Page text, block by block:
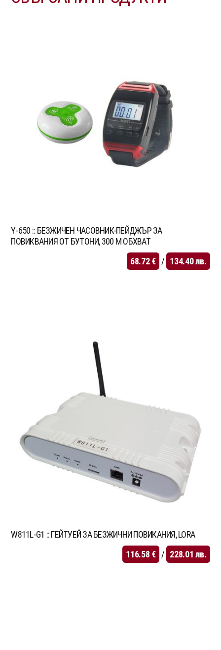
Y-650 :: БЕЗЖИЧЕН ЧАСОВНИК-ПЕЙДЖЪР ЗА
ПОВИКВАНИЯ ОТ БУТОНИ, 300 М ОБХВАТ
68.72€ / 134.40лв.
W811L-G1 :: ГЕЙТУЕЙ ЗА БЕЗЖИЧНИ ПОВИКАНИЯ, LORA
116.58 € / 228.01лв.